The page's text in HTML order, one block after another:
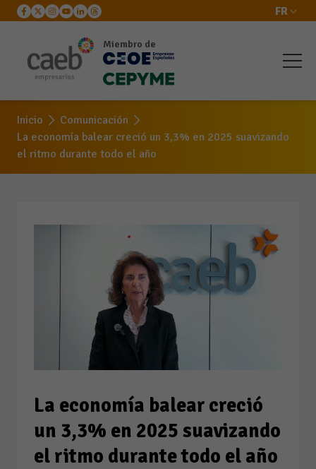
FR
Miembro de
Inicio
Comunicación
La economía balear creció un 3,3% en 2025 suavizando
el ritmo durante todo el año
La economía balear creció
un 3,3% en 2025 suavizando
el ritmo durante todo el año